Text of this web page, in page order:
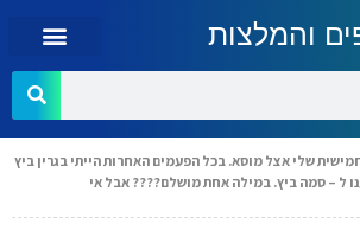
והמלצות
שלי אצל מוסא. בכל הפעמים האחרות הייתי בגרין ביץ
ל – סמה ביץ. במילה אחת מושלם???? אבל אי